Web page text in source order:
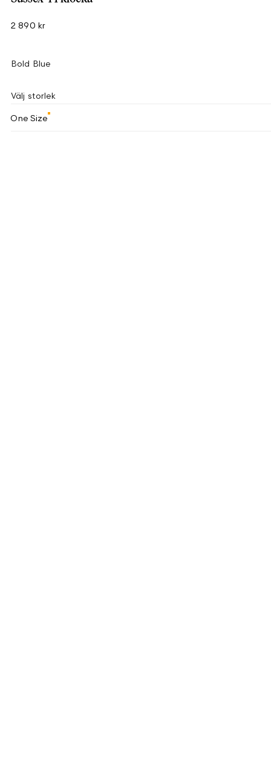
2 890 kr
Bold Blue
Välj storlek
One Size